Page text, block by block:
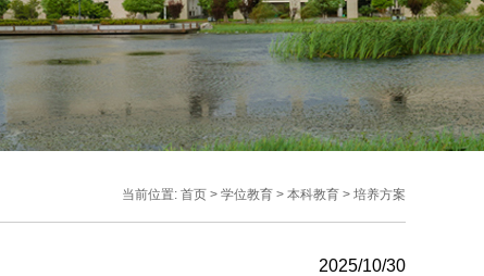
当前位置: 首页 > 学位教育 > 本科教育 > 培养方案
2025/10/30